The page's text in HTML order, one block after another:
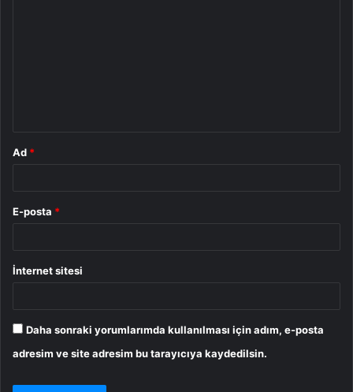
Ad *
E-posta *
İnternet sitesi
Daha sonraki yorumlarımda kullanılması için adım, e-posta
adresim ve site adresim bu tarayıcıya kaydedilsin.